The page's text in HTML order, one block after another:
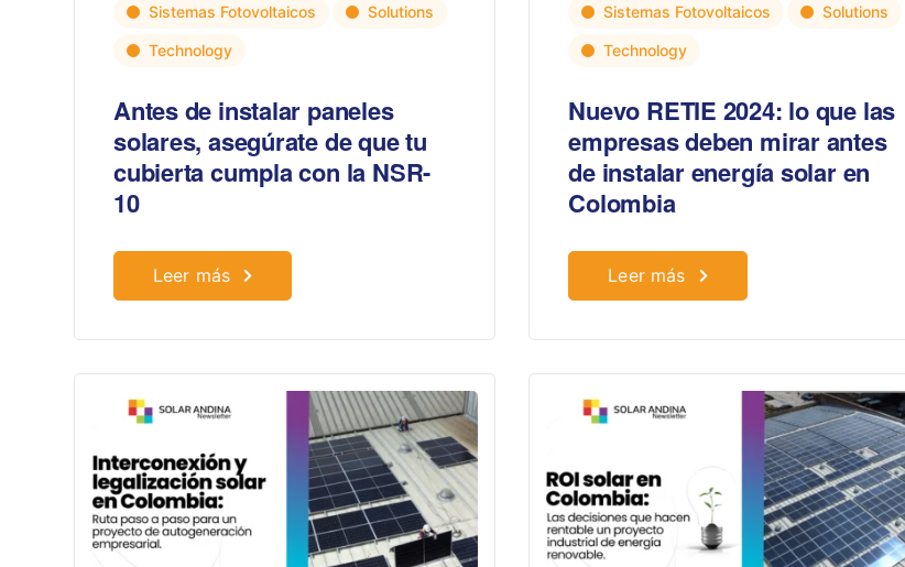
Sistemas Fotovoltaicos Solutions
Technology
Antes de instalar paneles
solares, asegúrate de que tu
cubierta cumpla con la NSR-
10
Leer más
Sistemas Fotovoltaicos Solutions
Technology
Nuevo RETIE 2024: lo que las
empresas deben mirar antes
de instalar energía solar en
Colombia
Leer más